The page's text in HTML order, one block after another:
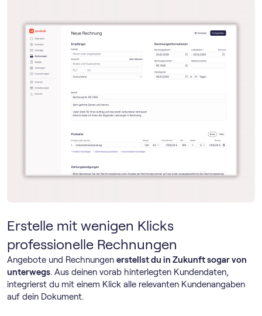
Erstelle mit wenigen Klicks
professionelle Rechnungen
Angebote und Rechnungen erstellst du in Zukunft sogar von
unterwegs. Aus deinen vorab hinterlegten Kundendaten,
integrierst du mit einem Klick alle relevanten Kundenangaben
auf dein Dokument.